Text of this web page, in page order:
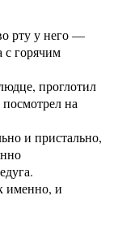
рту у него —
с горячим
проглотил
на
и пристально,
именно, и